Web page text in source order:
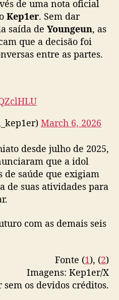
r
o
u
p
K
de uma nota oficial
Kep1er. Sem dar
saída de Youngeun, as
que a decisão foi
entre as partes.
March 6, 2026
desde julho de 2025,
que a idol
de saúde que exigiam
de suas atividades para
com as demais seis
Fonte (1), (2)
Imagens: Kep1er/X
os devidos créditos.